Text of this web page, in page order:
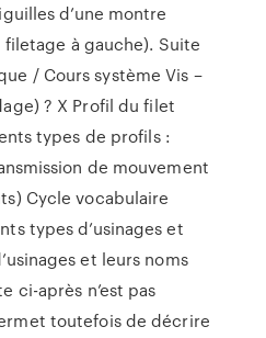
d’une montre
à gauche). Suite
/ Cours système Vis –
? X Profil du filet
types de profils :
de mouvement
Cycle vocabulaire
types d’usinages et
et leurs noms
ci-après n’est pas
toutefois de décrire